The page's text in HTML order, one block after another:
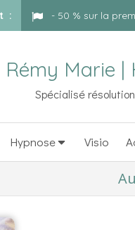
: - 50 % sur la
Rémy Marie
Spécialisé
Hypnose Visio